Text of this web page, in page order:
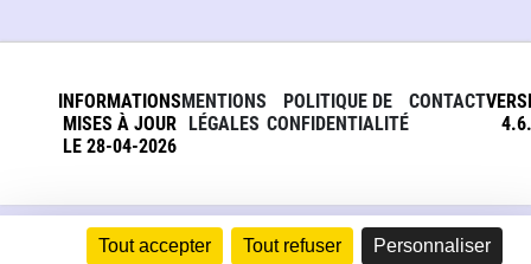
Tout accepter Tout refuser Personnaliser
INFORMATIONS
MISES À JOUR
LE 28-04-2026
MENTIONS
LÉGALES
POLITIQUE DE
CONFIDENTIALITÉ
CONTACT